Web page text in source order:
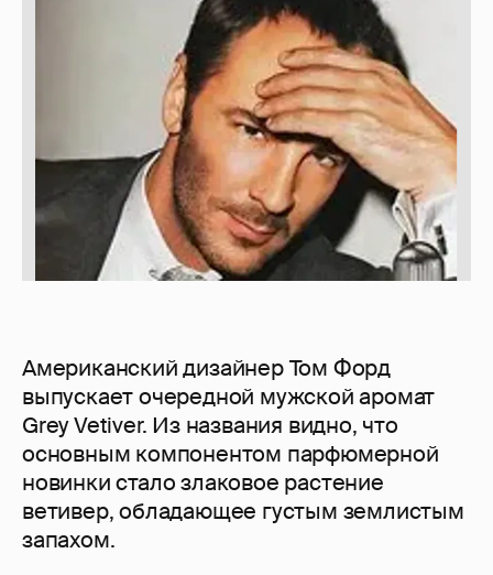
Американский дизайнер Том Форд
выпускает очередной мужской аромат
Grey Vetiver. Из названия видно, что
основным компонентом парфюмерной
новинки стало злаковое растение
ветивер, обладающее густым землистым
запахом.